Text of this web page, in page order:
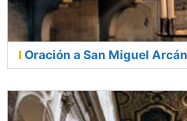
Oración a San Miguel